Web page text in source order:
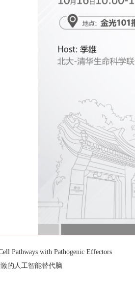
Pathways with Pathogenic Effectors
的人工智能替代脑